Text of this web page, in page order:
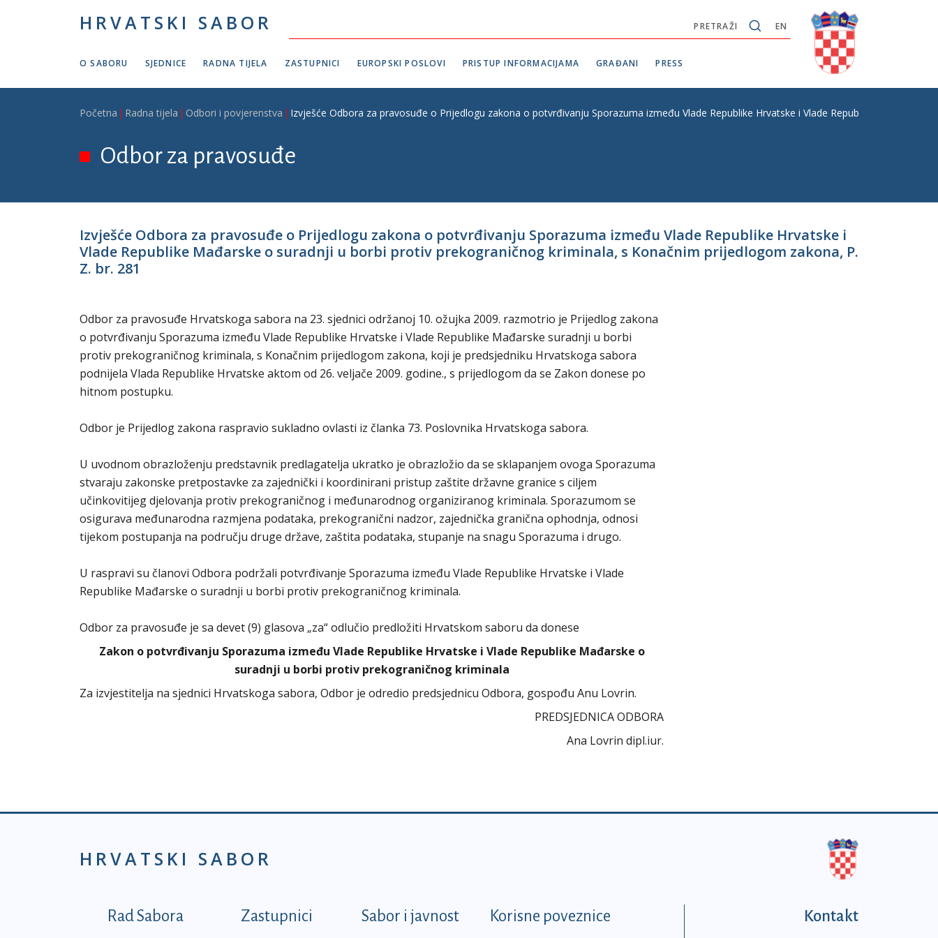
HRVATSKI SABOR EN
PRETRAŽI
O SABORU SJEDNICE RADNA TIJELA ZASTUPNICI EUROPSKI POSLOVI PRISTUP INFORMACIJAMA GRAĐANI PRESS
Breadcrumb
Početna Radna tijela Odbori i povjerenstva Izvješće Odbora za pravosuđe o Prijedlogu zakona o potvrđivanju Sporazuma između Vlade Republike Hrvatske i Vlade Republike Mađarske
Odbor za pravosuđe
Izvješće Odbora za pravosuđe o Prijedlogu zakona o potvrđivanju Sporazuma između Vlade Republike Hrvatske i
Vlade Republike Mađarske o suradnji u borbi protiv prekograničnog kriminala, s Konačnim prijedlogom zakona, P.
Z. br. 281
Odbor za pravosuđe Hrvatskoga sabora na 23. sjednici održanoj 10. ožujka 2009. razmotrio je Prijedlog zakona
o potvrđivanju Sporazuma između Vlade Republike Hrvatske i Vlade Republike Mađarske suradnji u borbi
protiv prekograničnog kriminala, s Konačnim prijedlogom zakona, koji je predsjedniku Hrvatskoga sabora
podnijela Vlada Republike Hrvatske aktom od 26. veljače 2009. godine., s prijedlogom da se Zakon donese po
hitnom postupku.
Odbor je Prijedlog zakona raspravio sukladno ovlasti iz članka 73. Poslovnika Hrvatskoga sabora.
U uvodnom obrazloženju predstavnik predlagatelja ukratko je obrazložio da se sklapanjem ovoga Sporazuma
stvaraju zakonske pretpostavke za zajednički i koordinirani pristup zaštite državne granice s ciljem
učinkovitijeg djelovanja protiv prekograničnog i međunarodnog organiziranog kriminala. Sporazumom se
osigurava međunarodna razmjena podataka, prekogranični nadzor, zajednička granična ophodnja, odnosi
tijekom postupanja na području druge države, zaštita podataka, stupanje na snagu Sporazuma i drugo.
U raspravi su članovi Odbora podržali potvrđivanje Sporazuma između Vlade Republike Hrvatske i Vlade
Republike Mađarske o suradnji u borbi protiv prekograničnog kriminala.
Odbor za pravosuđe je sa devet (9) glasova „za“ odlučio predložiti Hrvatskom saboru da donese
Zakon o potvrđivanju Sporazuma između Vlade Republike Hrvatske i Vlade Republike Mađarske o
suradnji u borbi protiv prekograničnog kriminala
Za izvjestitelja na sjednici Hrvatskoga sabora, Odbor je odredio predsjednicu Odbora, gospođu Anu Lovrin.
PREDSJEDNICA ODBORA
Ana Lovrin dipl.iur.
HRVATSKI SABOR
Podnožje prvi izbornik
Rad Sabora Zastupnici Sabor i javnost Korisne poveznice Kontakt